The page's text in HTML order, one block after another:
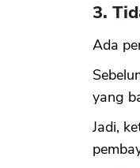
3.
Ada
yang
Jadi,